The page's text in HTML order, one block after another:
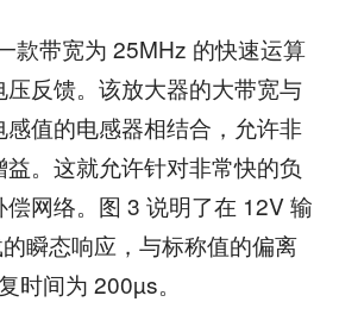
带宽为 25MHz 的快速运算
反馈。该放大器的大带宽与
值的电感器相结合，允许非
。这就允许针对非常快的负
网络。图 3 说明了在 12V 输
瞬态响应，与标称值的偏离
时间为 200µs。